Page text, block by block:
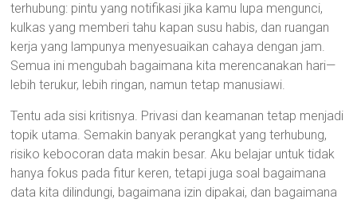
terhubung: pintu yang notifikasi jika kamu lupa mengunci,
kulkas yang memberi tahu kapan susu habis, dan ruangan
kerja yang lampunya menyesuaikan cahaya dengan jam.
Semua ini mengubah bagaimana kita merencanakan hari—
lebih terukur, lebih ringan, namun tetap manusiawi.
Tentu ada sisi kritisnya. Privasi dan keamanan tetap menjadi
topik utama. Semakin banyak perangkat yang terhubung,
risiko kebocoran data makin besar. Aku belajar untuk tidak
hanya fokus pada fitur keren, tetapi juga soal bagaimana
data kita dilindungi, bagaimana izin dipakai, dan bagaimana